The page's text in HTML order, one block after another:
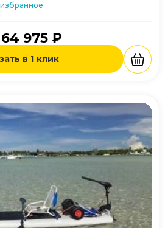
64 975 ₽
в 1 клик